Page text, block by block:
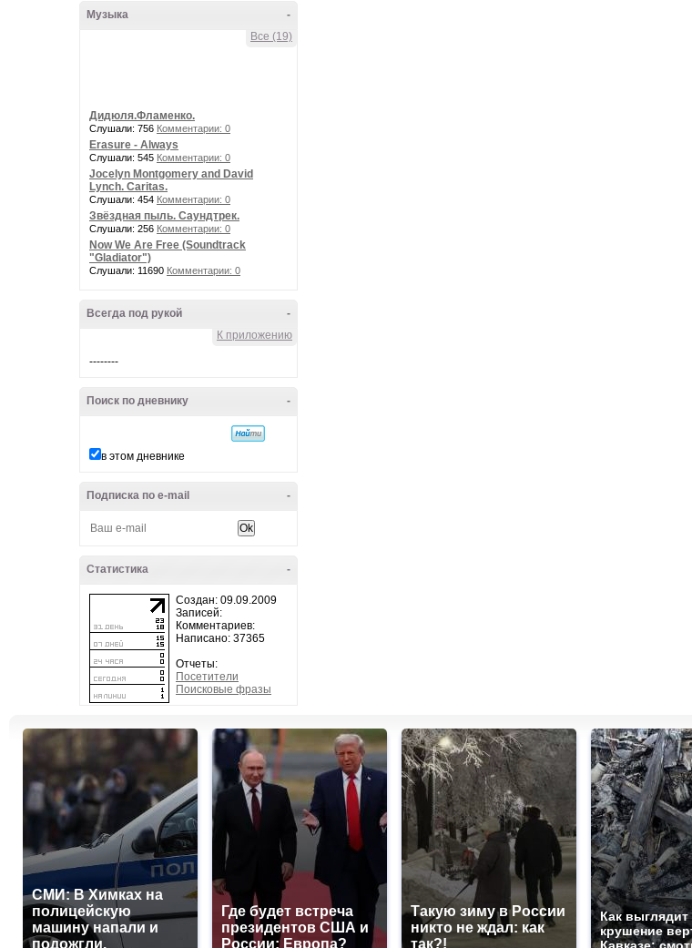
-
Музыка
Все (19)
Дидюля.Фламенко.
Слушали: 756 Комментарии: 0
Erasure - Always
Слушали: 545 Комментарии: 0
Jocelyn Montgomery and David
Lynch. Caritas.
Слушали: 454 Комментарии: 0
Звёздная пыль. Саундтрек.
Слушали: 256 Комментарии: 0
Now We Are Free (Soundtrack
"Gladiator")
Слушали: 11690 Комментарии: 0
-
Всегда под рукой
К приложению
--------
-
Поиск по дневнику
в этом дневнике
-
Подписка по e-mail
-
Статистика
Создан: 09.09.2009
Записей:
Комментариев:
Написано: 37365
Отчеты:
Посетители
Поисковые фразы
СМИ: В Химках на
полицейскую
машину напали и
подожгли.
Где будет встреча
президентов США и
России: Европа?
Такую зиму в России
никто не ждал: как
так?!
Как выглядит
крушение